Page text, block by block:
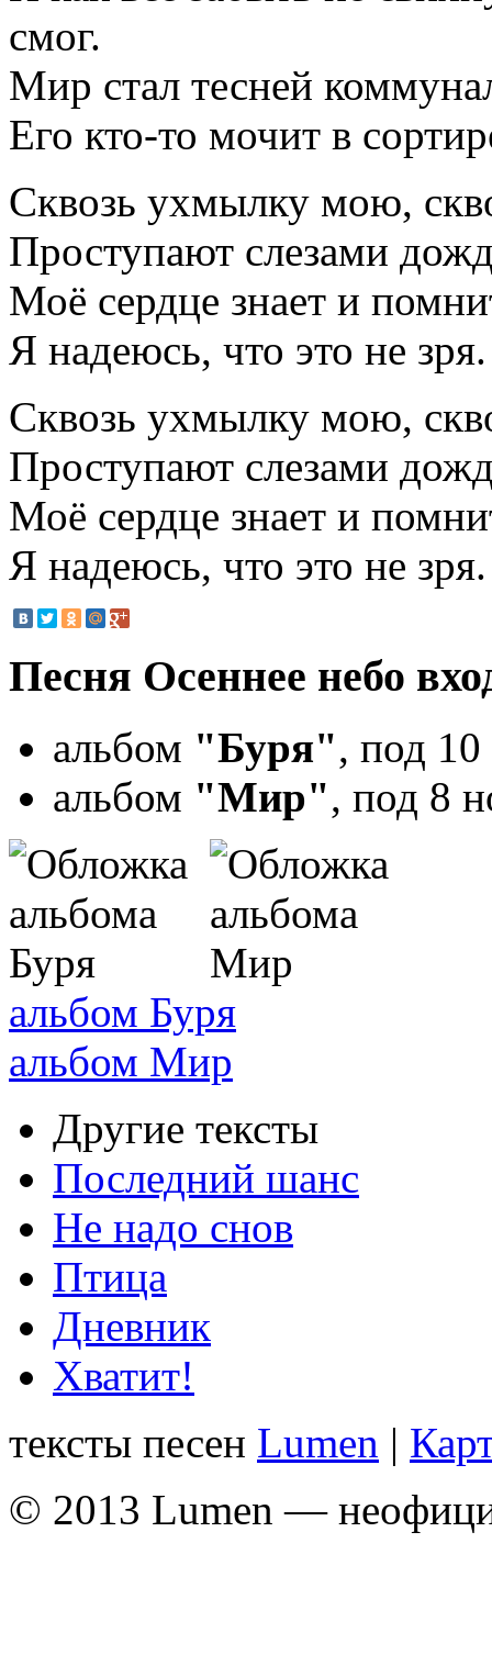
смог.
Мир стал тесней
Его кто-то мочит в
Сквозь ухмылку мою,
Проступают слезами
Моё сердце знает и
Я надеюсь, что это не зря.
Сквозь ухмылку мою,
Проступают слезами
Моё сердце знает и
Я надеюсь, что это не зря.
Песня Осеннее небо
альбом "Буря", под
альбом "Мир", под 8
альбом Буря
альбом Мир
Другие тексты
Последний шанс
Не надо снов
Птица
Дневник
Хватит!
тексты песен Lumen |
© 2013 Lumen —